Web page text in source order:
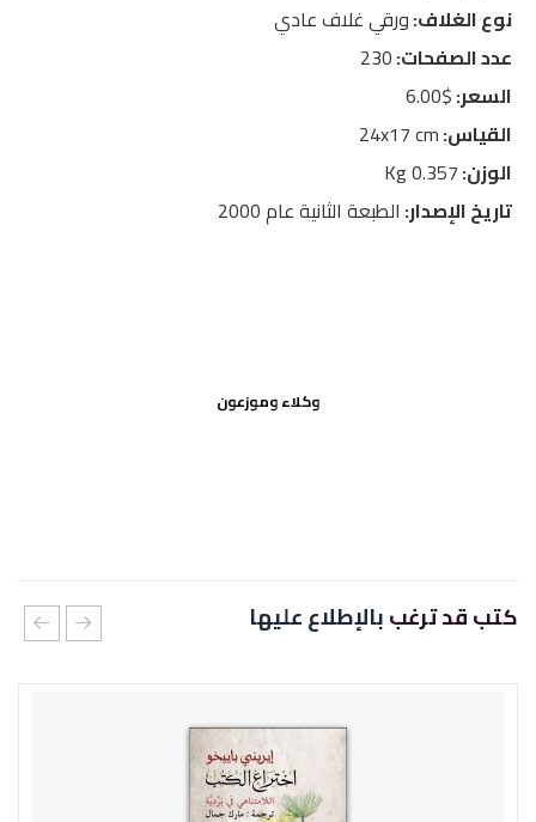
نوع الغلاف:ورقي غلاف عادي
عدد الصفحات:230
السعر:$6.00
القياس:24x17 cm
الوزن:0.357 Kg
تاريخ الإصدار: الطبعة الثانية عام 2000
وكلاء وموزعون
كتب قد ترغببالإطلاع عليها